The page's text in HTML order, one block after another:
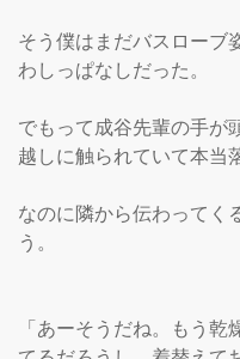
そう僕はまだバスローブ
わしっぱなしだった。
でもって成谷先輩の手が
越しに触られていて本当
なのに隣から伝わってく
う。
「あーそうだね。もう